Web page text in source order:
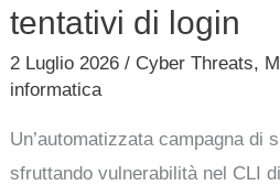
tentativi di login
2 Luglio 2026/ Cyber Threats,
informatica
Un’automatizzata campagna di
sfruttando vulnerabilità nel CLI